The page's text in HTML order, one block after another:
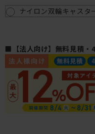
ナイロン双輪キャスタ
■【法人向け】無料見積・